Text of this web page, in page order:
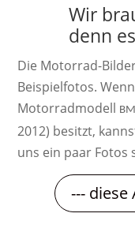
Wir
denn
Die Motorrad-
Beispielfotos.
Motorradmodell
2012) besitzt,
uns ein paar Fotos
--- diese